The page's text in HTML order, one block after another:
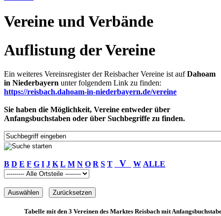
Vereine und Verbände
Auflistung der Vereine
Ein weiteres Vereinsregister der Reisbacher Vereine ist aufDahoam
in Niederbayern unter folgendem Link zu finden:
https://reisbach.dahoam-in-niederbayern.de/vereine
Sie haben die Möglichkeit, Vereine entweder über
Anfangsbuchstaben oder über Suchbegriffe zu finden.
B D E F G I J K L M N O R S T V W ALLE
Tabelle mit den 3 Vereinen des Marktes Reisbach mit